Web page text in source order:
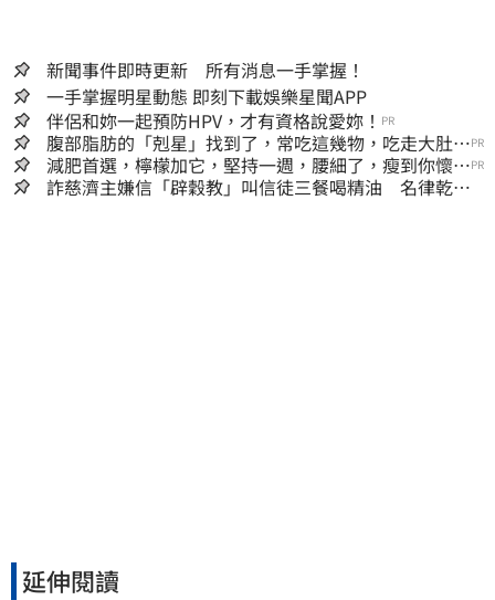
新聞事件即時更新 所有消息一手掌握！
一手掌握明星動態 即刻下載娛樂星聞APP
伴侶和妳一起預防HPV，才有資格說愛妳！ PR
腹部脂肪的「剋星」找到了，常吃這幾物，吃走大肚
囊，瘦出小蠻腰
PR
減肥首選，檸檬加它，堅持一週，腰細了，瘦到你懷疑
人生
PR
詐慈濟主嫌信「辟穀教」叫信徒三餐喝精油 名律乾女
延伸閱讀